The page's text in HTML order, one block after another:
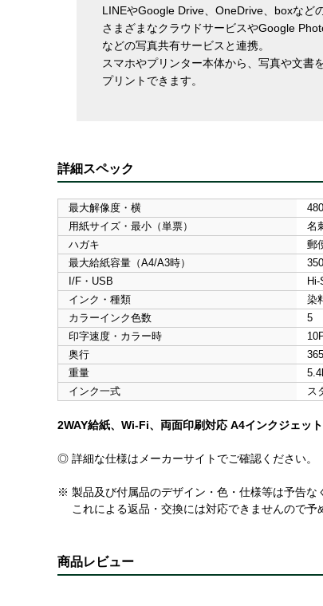
LINEやGoogle Drive、OneDrive、boxなど
さまざまなクラウドサービスやGoogle
などの写真共有サービスと連携。
スマホやプリンター本体から、写真や文書
プリントできます。
詳細スペック
最大解像度・横
用紙サイズ・最小（単票）
名
ハガキ
郵
最大給紙容量（A4/A3時）
I/F・USB
Hi-
インク・種類
染
カラーインク色数
5
印字速度・カラー時
奥行
重量
インク一式
ス
2WAY給紙、Wi-Fi、両面印刷対応 A4インクジェッ
◎ 詳細な仕様はメーカーサイトでご確認ください。
※ 製品及び付属品のデザイン・色・仕様等は予告な
これによる返品・交換には対応できませんので予
商品レビュー